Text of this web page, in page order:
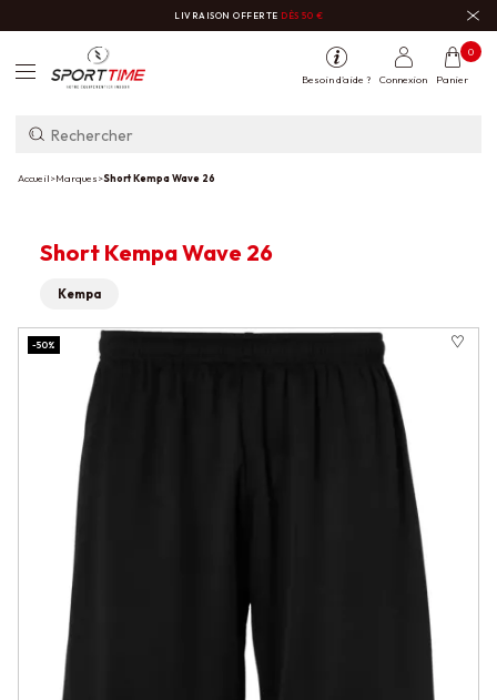
LIVRAISON OFFERTE DÈS 50 €
Besoin d'aide ? Connexion Panier
0
Accueil>Marques>Short Kempa Wave 26
Short Kempa Wave 26
Kempa
-50%